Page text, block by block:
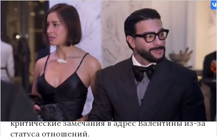
Валентина Иванова, избранница рэпера Тимати,
публично ответила на бестактный вопрос о
своем решении родить ребенка вне
официального брака. Ее резкая реакция стала
первым косвенным подтверждением слухов о
рождении дочери, ранее распространяемых
изданием «СтарХит».
Хотя сама звездная пара официально не
объявляла о пополнении, поклонники уже
засыпали их поздравлениями. Однако
некоторые комментаторы позволили себе
критические замечания в адрес Валентины из-за
статуса отношений.